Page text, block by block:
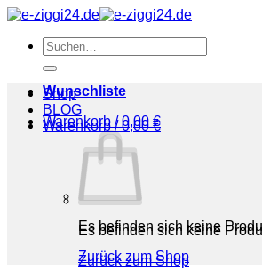
Zum
springenSuchen
nach:
Shop
BLOG
Warenkorb /0,00€
Es befinden sich keine
Zurück zum Shop
Wunschliste
Warenkorb /0,00 €
Es befinden sich keine
Zurück zum Shop